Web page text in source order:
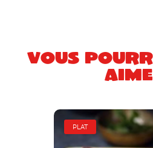
Vous
PLAT